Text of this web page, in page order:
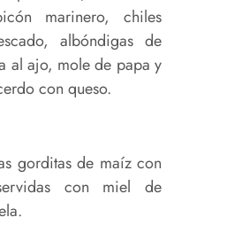
marinero, chiles
albóndigas de
al ajo, mole de papa y
con queso.
gorditas de maíz con
con miel de